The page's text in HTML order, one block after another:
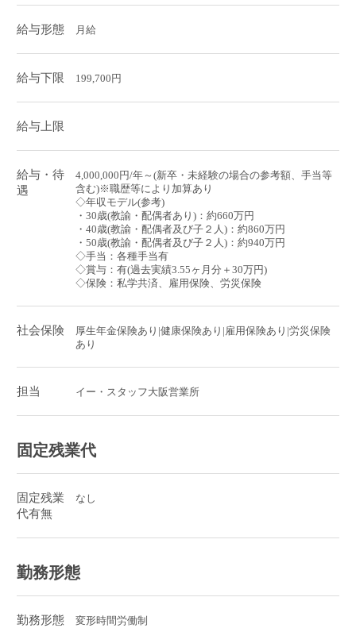
給与形態 月給
給与下限 199,700円
給与上限
給与・待
遇
4,000,000円/年～(新卒・未経験の場合の参考額、手当等
含む)※職歴等により加算あり
◇年収モデル(参考)
・30歳(教諭・配偶者あり)：約660万円
・40歳(教諭・配偶者及び子２人)：約860万円
・50歳(教諭・配偶者及び子２人)：約940万円
◇手当：各種手当有
◇賞与：有(過去実績3.55ヶ月分＋30万円)
◇保険：私学共済、雇用保険、労災保険
社会保険
厚生年金保険あり|健康保険あり|雇用保険あり|労災保険
あり
担当 イー・スタッフ大阪営業所
固定残業代
固定残業
代有無
なし
勤務形態
勤務形態 変形時間労働制